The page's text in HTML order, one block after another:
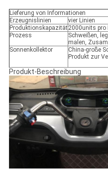
Lieferung von Informationen
Erzeugnislinien
vier Linien
Produktionskapazität2000units pro
Prozess
Schweißen,
malen,
Sonnenkollektor
China-große
Produkt zur
Produkt-Beschreibung